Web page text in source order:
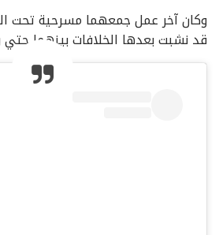
قد نشبت بعدها الخلافات بينهما